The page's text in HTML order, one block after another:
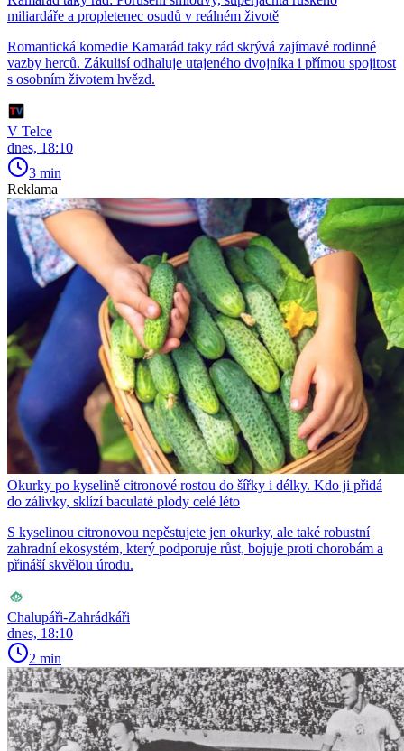
miliardáře a propletenec osudů v reálném životě
Romantická komedie Kamarád taky rád skrývá zajímavé rodinné
vazby herců. Zákulisí odhaluje utajeného dvojníka i přímou spojitost
s osobním životem hvězd.
V Telce
dnes, 18:10
3 min
Reklama
Okurky po kyselině citronové rostou do šířky i délky. Kdo ji přidá
do zálivky, sklízí baculaté plody celé léto
S kyselinou citronovou nepěstujete jen okurky, ale také robustní
zahradní ekosystém, který podporuje růst, bojuje proti chorobám a
přináší skvělou úrodu.
Chalupáři-Zahrádkáři
dnes, 18:10
2 min